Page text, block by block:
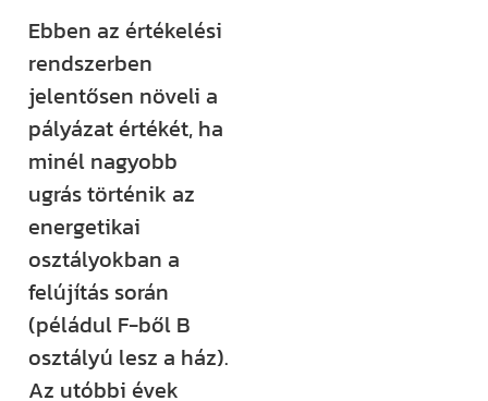
Ebben az értékelési
rendszerben
jelentősen növeli a
pályázat értékét, ha
minél nagyobb
ugrás történik az
energetikai
osztályokban a
felújítás során
(péládul F-ből B
osztályú lesz a ház).
Az utóbbi évek